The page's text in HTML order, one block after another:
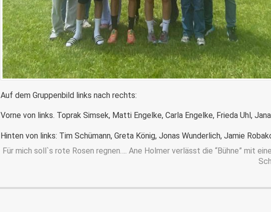
Auf dem Gruppenbild links nach rechts:
Vorne von links. Toprak Simsek, Matti Engelke, Carla Engelke, Frieda Uhl,
Hinten von links: Tim Schümann, Greta König, Jonas Wunderlich, Jamie
Für mich soll`s rote Rosen regnen…. Ane Holmer verlässt die “Bühne” mit